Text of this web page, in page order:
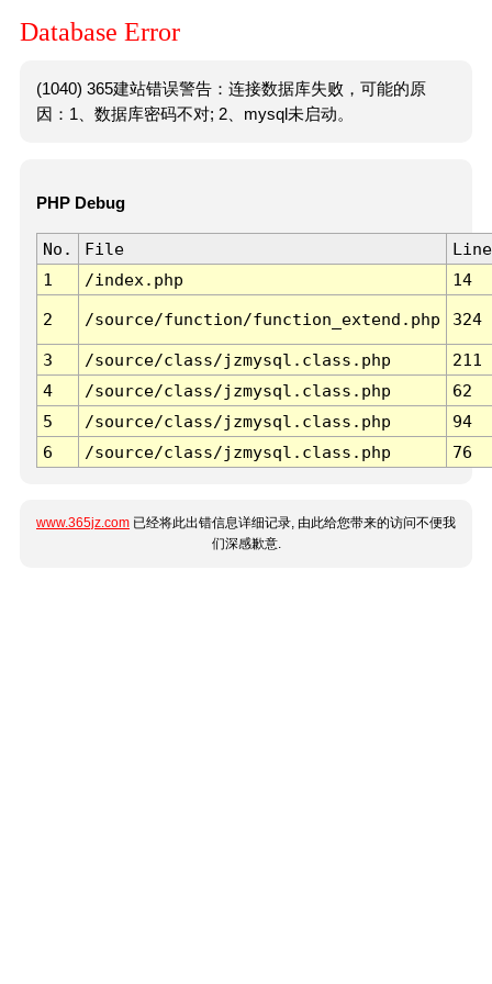
Database Error
(1040) 365建站错误警告：连接数据库失败，可能的原
因：1、数据库密码不对; 2、mysql未启动。
PHP Debug
No. File
Line
1
/index.php 14
2 /source/function/function_extend.php 324
3 /source/class/jzmysql.class.php
211
4
/source/class/jzmysql.class.php
62
5
/source/class/jzmysql.class.php
94
6
/source/class/jzmysql.class.php 76
www.365jz.com 已经将此出错信息详细记录, 由此给您带来的访问不便我
们深感歉意.